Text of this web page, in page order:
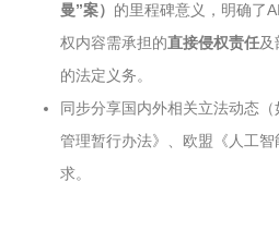
曼”案） 的里程碑意义，明确了
权内容需承担的直接侵权责任
的法定义务。
同步分享国内外相关立法动态
管理暂行办法》、欧盟《人工
求。